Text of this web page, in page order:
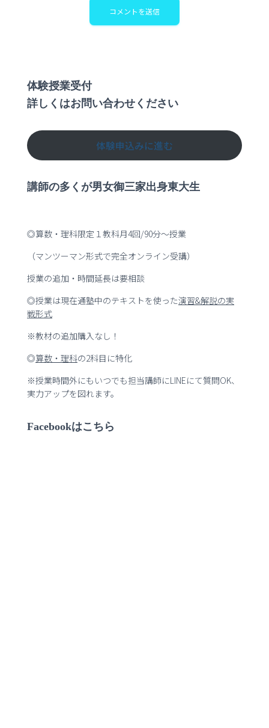
体験授業受付
詳しくはお問い合わせください
体験申込みに進む
講師の多くが男女御三家出身東大生
◎算数・理科限定１教科月4回/90分～授業
（マンツーマン形式で完全オンライン受講）
授業の追加・時間延長は要相談
◎授業は現在通塾中のテキストを使った演習&解説の実
戦形式
※教材の追加購入なし！
◎算数・理科の2科目に特化
※授業時間外にもいつでも担当講師にLINEにて質問OK、
実力アップを図れます。
Facebookはこちら